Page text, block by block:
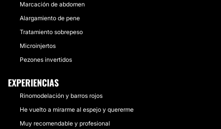
Marcación de abdomen
Alargamiento de pene
Tratamiento sobrepeso
Microinjertos
Pezones invertidos
EXPERIENCIAS
Rinomodelación y barros rojos
He vuelto a mirarme al espejo y quererme
Muy recomendable y profesional